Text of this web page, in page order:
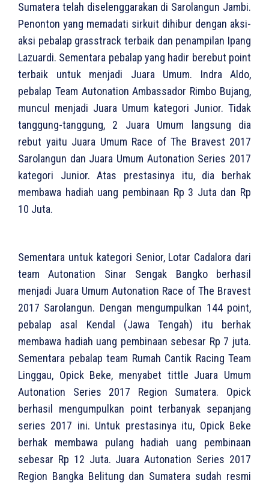
Sumatera telah diselenggarakan di Sarolangun Jambi.
Penonton yang memadati sirkuit dihibur dengan aksi-
aksi pebalap grasstrack terbaik dan penampilan Ipang
Lazuardi. Sementara pebalap yang hadir berebut point
terbaik untuk menjadi Juara Umum. Indra Aldo,
pebalap Team Autonation Ambassador Rimbo Bujang,
muncul menjadi Juara Umum kategori Junior. Tidak
tanggung-tanggung, 2 Juara Umum langsung dia
rebut yaitu Juara Umum Race of The Bravest 2017
Sarolangun dan Juara Umum Autonation Series 2017
kategori Junior. Atas prestasinya itu, dia berhak
membawa hadiah uang pembinaan Rp 3 Juta dan Rp
10 Juta.
Sementara untuk kategori Senior, Lotar Cadalora dari
team Autonation Sinar Sengak Bangko berhasil
menjadi Juara Umum Autonation Race of The Bravest
2017 Sarolangun. Dengan mengumpulkan 144 point,
pebalap asal Kendal (Jawa Tengah) itu berhak
membawa hadiah uang pembinaan sebesar Rp 7 juta.
Sementara pebalap team Rumah Cantik Racing Team
Linggau, Opick Beke, menyabet tittle Juara Umum
Autonation Series 2017 Region Sumatera. Opick
berhasil mengumpulkan point terbanyak sepanjang
series 2017 ini. Untuk prestasinya itu, Opick Beke
berhak membawa pulang hadiah uang pembinaan
sebesar Rp 12 Juta. Juara Autonation Series 2017
Region Bangka Belitung dan Sumatera sudah resmi